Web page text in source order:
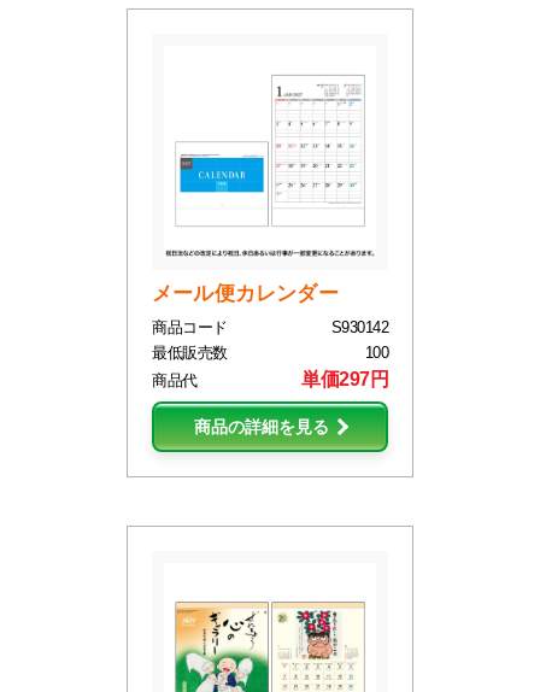
メール便カレンダー
商品コード
S930142
最低販売数
100
商品代
単価297円
商品の詳細を見る